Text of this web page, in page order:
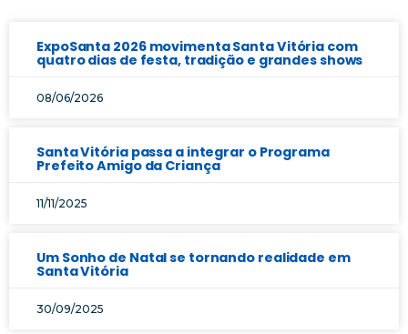
ExpoSanta 2026 movimenta Santa Vitória com
quatro dias de festa, tradição e grandes shows
08/06/2026
Santa Vitória passa a integrar o Programa
Prefeito Amigo da Criança
11/11/2025
Um Sonho de Natal se tornando realidade em
Santa Vitória
30/09/2025